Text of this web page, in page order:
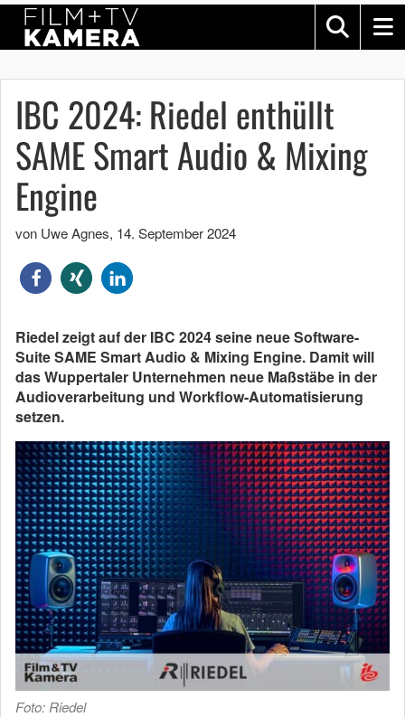
IBC 2024: Riedel enthüllt
SAME Smart Audio & Mixing
Engine
von Uwe Agnes, 14. September 2024
Riedel zeigt auf der IBC 2024 seine neue Software-
Suite SAME Smart Audio & Mixing Engine. Damit will
das Wuppertaler Unternehmen neue Maßstäbe in der
Audioverarbeitung und Workflow-Automatisierung
setzen.
Foto: Riedel